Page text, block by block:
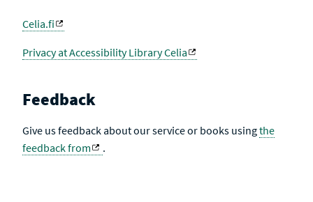
Celia.fi
Privacy at Accessibility Library Celia
Feedback
Give us feedback about our service or books usingthe
feedback from
.